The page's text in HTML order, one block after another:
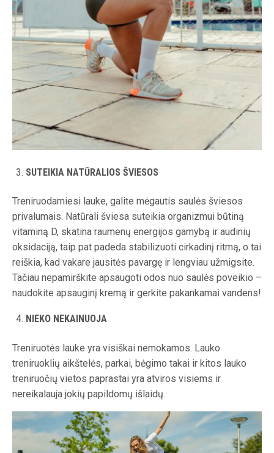
SUTEIKIA NATŪRALIOS ŠVIESOS
Treniruodamiesi lauke, galite mėgautis saulės šviesos
privalumais. Natūrali šviesa suteikia organizmui būtiną
vitaminą D, skatina raumenų energijos gamybą ir audinių
oksidaciją, taip pat padeda stabilizuoti cirkadinį ritmą, o tai
reiškia, kad vakare jausitės pavargę ir lengviau užmigsite.
Tačiau nepamirškite apsaugoti odos nuo saulės poveikio –
naudokite apsauginį kremą ir gerkite pakankamai vandens!
NIEKO NEKAINUOJA
Treniruotės lauke yra visiškai nemokamos. Lauko
treniruoklių aikštelės, parkai, bėgimo takai ir kitos lauko
treniruočių vietos paprastai yra atviros visiems ir
nereikalauja jokių papildomų išlaidų.